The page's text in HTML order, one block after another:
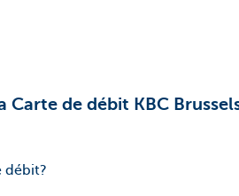
Carte de débit KBC
débit?